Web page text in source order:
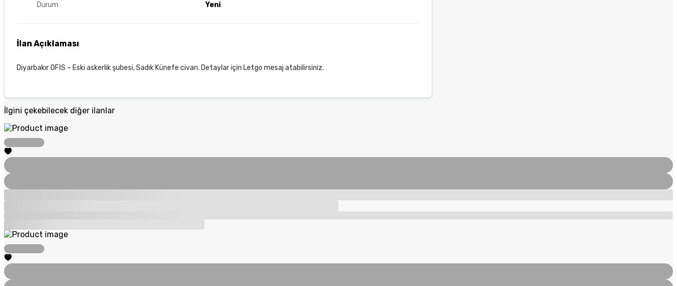
Durum Yeni
İlan Açıklaması
Diyarbakır OFİS – Eski askerlik şubesi, Sadık Künefe civarı. Detaylar için Letgo mesaj atabilirsiniz.
İlgini çekebilecek diğer ilanlar